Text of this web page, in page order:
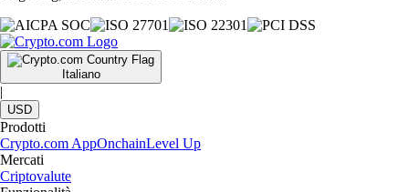
Italiano
|
USD
Prodotti
Crypto.com AppOnchainLevel Up
Mercati
Criptovalute